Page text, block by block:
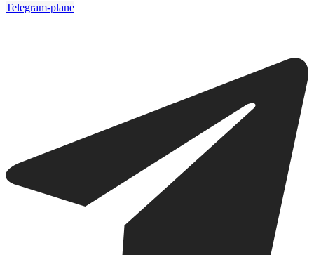
Telegram-plane